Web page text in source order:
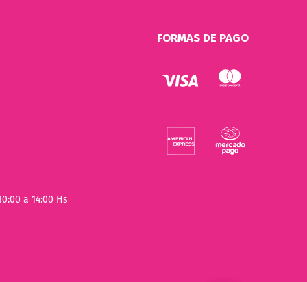
a 14:00 Hs
FORMAS DE PAGO